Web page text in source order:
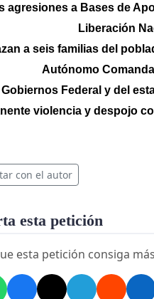
agresiones a Bases de
Liberación
a seis familias del
Autónomo
Gobiernos Federal y del
violencia y despojo
con el autor
esta petición
esta petición consiga